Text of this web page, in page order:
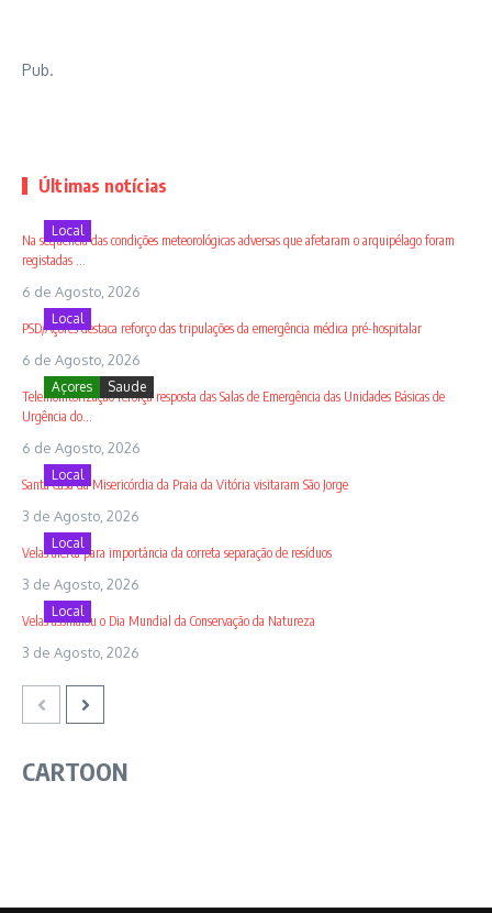
Pub.
Últimas notícias
Local
Na sequência das condições meteorológicas adversas que afetaram o arquipélago foram
registadas ...
6 de Agosto, 2026
Local
PSD/Açores destaca reforço das tripulações da emergência médica pré-hospitalar
6 de Agosto, 2026
Açores Saude
Telemonitorização reforça resposta das Salas de Emergência das Unidades Básicas de
Urgência do...
6 de Agosto, 2026
Local
Santa Casa da Misericórdia da Praia da Vitória visitaram São Jorge
3 de Agosto, 2026
Local
Velas alerta para importância da correta separação de resíduos
3 de Agosto, 2026
Local
Velas assinalou o Dia Mundial da Conservação da Natureza
3 de Agosto, 2026
CARTOON